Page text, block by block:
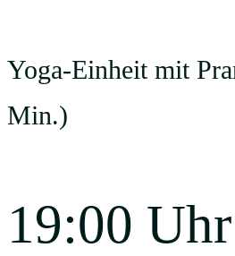
Yoga-Einheit mit
Min.)
19:00 Uhr